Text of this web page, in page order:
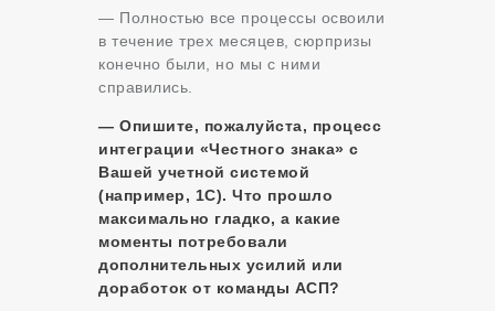
— Полностью все процессы освоили
в течение трех месяцев, сюрпризы
конечно были, но мы с ними
справились.
— Опишите, пожалуйста, процесс
интеграции «Честного знака» с
Вашей учетной системой
(например, 1С). Что прошло
максимально гладко, а какие
моменты потребовали
дополнительных усилий или
доработок от команды АСП?